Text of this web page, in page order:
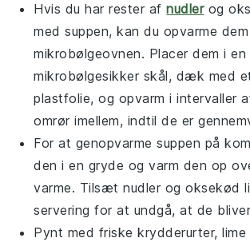
Hvis du har rester afnudlerog
med suppen, kan du opvarme
mikrobølgeovnen. Placer dem i en
mikrobølgesikker skål, dæk med
plastfolie, og opvarm i intervaller
omrør imellem, indtil de er
For at genopvarme suppen på
den i en gryde og varm den op
varme. Tilsætnudler ogoksekød
servering for at undgå, at de
Pynt med friskekrydderurter,lime